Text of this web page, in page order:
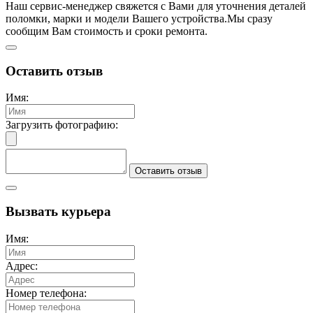
Наш сервис-менеджер свяжется с Вами для уточнения деталей
поломки, марки и модели Вашего устройства.Мы сразу
сообщим Вам стоимость и сроки ремонта.
Оставить отзыв
Имя:
Загрузить фотографию:
Оставить отзыв
Вызвать курьера
Имя:
Адрес:
Номер телефона: